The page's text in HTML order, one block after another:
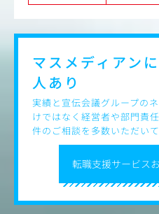
転職支援サービス
マスメディアン
人あり
実績と宣伝会議グループの
けではなく経営者や部門責
件のご相談を多数いただいて